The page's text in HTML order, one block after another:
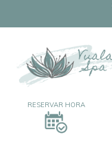
RESERVAR HORA